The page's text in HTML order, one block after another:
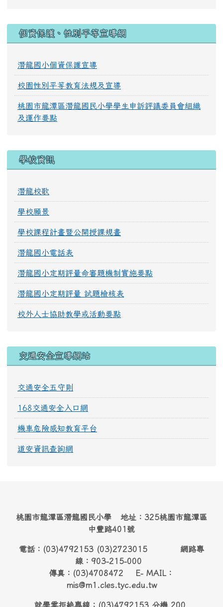
個資保護、性別平等宣導網
潛龍國小個資保護宣導
校園性別平等教育法規及宣導
桃園市龍潭區潛龍國民小學學生申訴評議委員會組織
及運作要點
學校資訊
潛龍校歌
學校願景
學校課程計畫暨公開授課規畫
潛龍國小電話表
潛龍國小定期評量命審題機制實施要點
潛龍國小定期評量 試題檢核表
校外人士協助教學或活動要點
交通安全宣導網站
交通安全五守則
168交通安全入口網
機車危險感知教育平台
道安資訊查詢網
桃園市龍潭區潛龍國民小學 地址：325桃園市龍潭區
中豐路401號
電話：(03)4792153 (03)2723015 網路專
線：903-215-000
傳真：(03)4708472 E- MAIL：
mis@m1.cles.tyc.edu.tw
就學零拒絶專線：(03)4792153 分機 200